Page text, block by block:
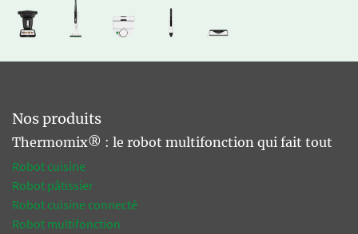
Nos produits
Thermomix® : le robot multifonction qui fait tout
Robot cuisine
Robot pâtissier
Robot cuisine connecté
Robot multifonction